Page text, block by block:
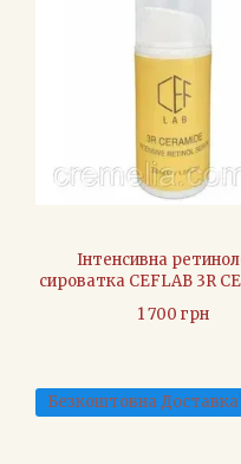
Ефективність та
Результати, Яким
Відкрийте для себе
Інтенсивна
сироватка CEFLAB 3R
INTENSIVE RETINOL
мл
1 700 грн
Безкоштовна Доставка